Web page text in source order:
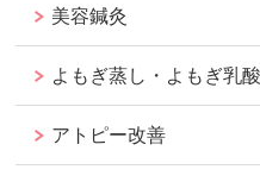
美容鍼灸
よもぎ蒸し・よもぎ乳
アトピー改善